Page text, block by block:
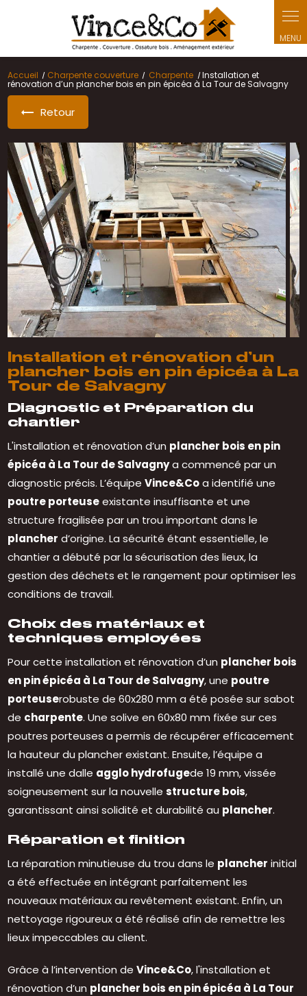
Accueil Charpente couverture Charpente Installation et
rénovation d’un plancher bois en pin épicéa à La Tour de Salvagny
Retour
Installation et rénovation d’un
plancher bois en pin épicéa à La
Tour de Salvagny
Diagnostic et Préparation du
chantier
L'installation et rénovation d’un plancher bois en pin
épicéa à La Tour de Salvagnya commencé par un
diagnostic précis. L’équipeVince&Coa identifié une
poutre porteuseexistante insuffisante et une
structure fragilisée par un trou important dans le
plancher d’origine. La sécurité étant essentielle, le
chantier a débuté par la sécurisation des lieux, la
gestion des déchets et le rangement pour optimiser les
conditions de travail.
Choix des matériaux et
techniques employées
Pour cette installation et rénovation d’un plancher bois
en pin épicéa à La Tour de Salvagny, une poutre
porteuserobuste de 60x280 mm a été posée sur sabot
de charpente. Une solive en 60x80 mm fixée sur ces
poutres porteuses a permis de récupérer efficacement
la hauteur du plancher existant. Ensuite, l’équipe a
installé une dalle agglo hydrofugede 19 mm, vissée
soigneusement sur la nouvellestructure bois,
garantissant ainsi solidité et durabilité au plancher.
Réparation et finition
La réparation minutieuse du trou dans le plancher initial
a été effectuée en intégrant parfaitement les
nouveaux matériaux au revêtement existant. Enfin, un
nettoyage rigoureux a été réalisé afin de remettre les
lieux impeccables au client.
Grâce à l’intervention deVince&Co, l'installation et
rénovation d’un plancher bois en pin épicéa à La Tour